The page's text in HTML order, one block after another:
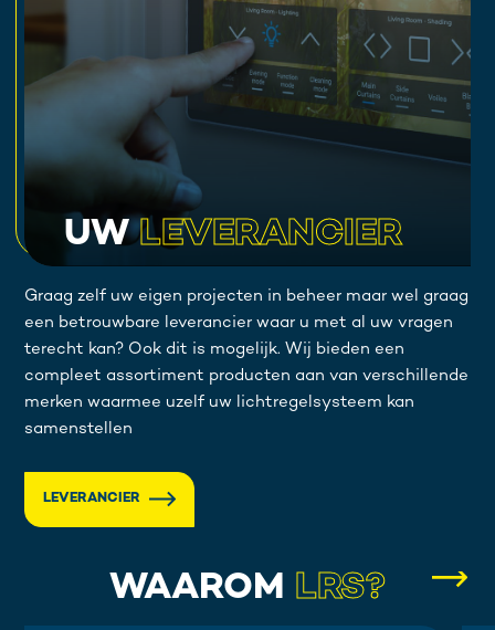
UWLEVERANCIER
Graag zelf uw eigen projecten in beheer maar wel graag
een betrouwbare leverancier waar u met al uw vragen
terecht kan? Ook dit is mogelijk. Wij bieden een
compleet assortiment producten aan van verschillende
merken waarmee uzelf uw lichtregelsysteem kan
samenstellen
LEVERANCIER
WAAROM LRS?